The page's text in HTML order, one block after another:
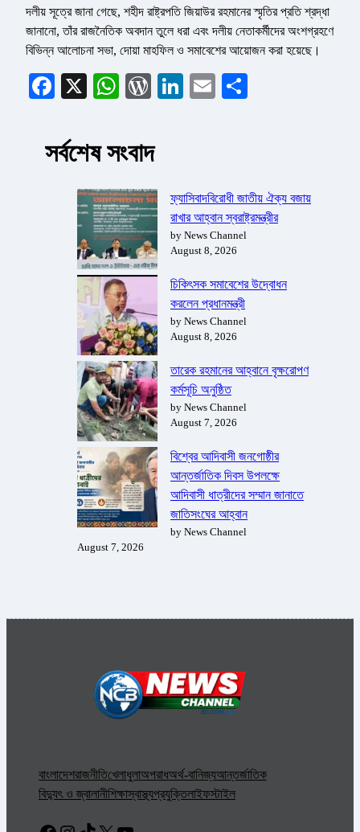
দলীয় সূত্রে জানা গেছে, শহীদ রাষ্ট্রপতি জিয়াউর রহমানের স্মৃতির প্রতি শ্রদ্ধা
জানানো, তাঁর রাজনৈতিক অবদান তুলে ধরা এবং দলীয় নেতাকর্মীদের অংশগ্রহণে
বিভিন্ন আলোচনা সভা, দোয়া মাহফিল ও সমাবেশের আয়োজন করা হয়েছে।
Facebook
X WhatsApp
WordPress
LinkedIn
Email
সর্বশেষ সংবাদ
ফ্যাসিবাদবিরোধী জাতীয় ঐক্য বজায়
রাখার আহ্বান স্বরাষ্ট্রমন্ত্রীর
by News Channel
August 8, 2026
চিকিৎসক সমাবেশের উদ্বোধন
করলেন প্রধানমন্ত্রী
by News Channel
August 8, 2026
তারেক রহমানের আহ্বানে বৃক্ষরোপণ
কর্মসূচি অনুষ্ঠিত
by News Channel
August 7, 2026
বিশ্বের আদিবাসী জনগোষ্ঠীর
আন্তর্জাতিক দিবস উপলক্ষে
আদিবাসী ধাত্রীদের সম্মান জানাতে
জাতিসংঘের আহ্বান
by News Channel
August 7, 2026
বাংলাদেশরাজনীতিখেলাধুলাঅপরাধঅর্থ-বানিজ্যআন্তর্জাতিক
বিদ্যুৎ ও জ্বালানীশিক্ষাস্বাস্থ্যপ্রযুক্তিলাইফস্টাইল